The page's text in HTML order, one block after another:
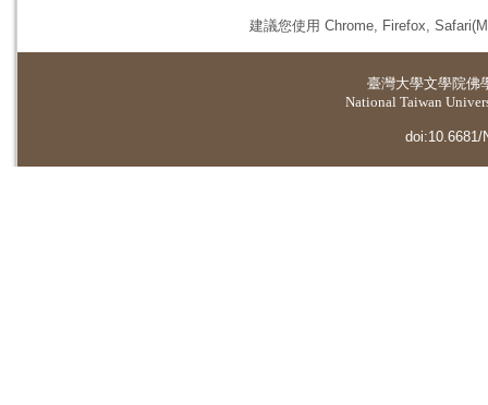
建議您使用 Chrome, Firefox,
臺灣大學文學院佛
National Taiwan
doi:10.6681/